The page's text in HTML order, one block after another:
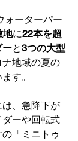
ォーターパー
地に22本を超
ーと3つの大型
地域の夏の
す。
、急降下が
ーや回転式
「ミニトゥ